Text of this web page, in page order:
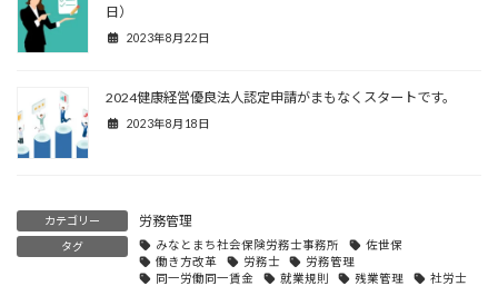
日）
2023年8月22日
2024健康経営優良法人認定申請がまもなくスタートです。
2023年8月18日
カテゴリー 労務管理
タグ みなとまち社会保険労務士事務所
佐世保
働き方改革
労務士
労務管理
同一労働同一賃金
就業規則 残業管理
社労士